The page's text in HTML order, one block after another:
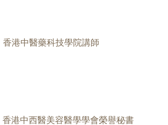
​香港中醫藥科技學院講師
​香港中西醫美容醫學學會榮譽秘書